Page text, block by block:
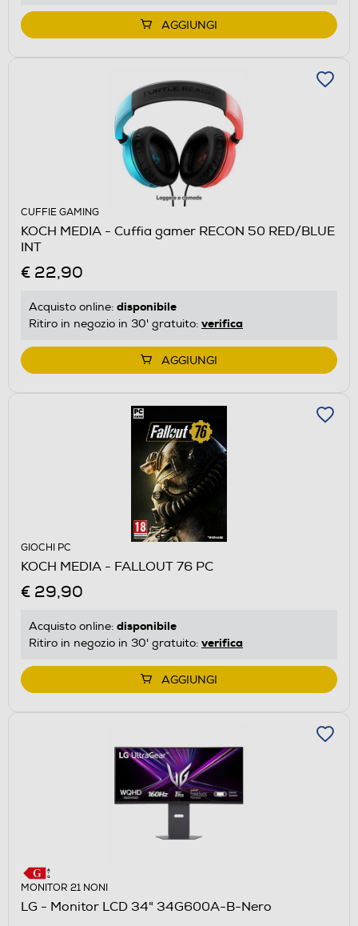
AGGIUNGI
CUFFIE GAMING
KOCH MEDIA - Cuffia gamer RECON 50 RED/BLUE
INT
€ 22,90
Acquisto online: disponibile
Ritiro in negozio in 30' gratuito: verifica
AGGIUNGI
GIOCHI PC
KOCH MEDIA - FALLOUT 76 PC
€ 29,90
Acquisto online: disponibile
Ritiro in negozio in 30' gratuito: verifica
AGGIUNGI
MONITOR 21 NONI
LG - Monitor LCD 34" 34G600A-B-Nero